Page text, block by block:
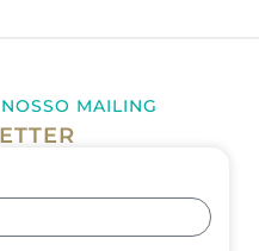
MAILING